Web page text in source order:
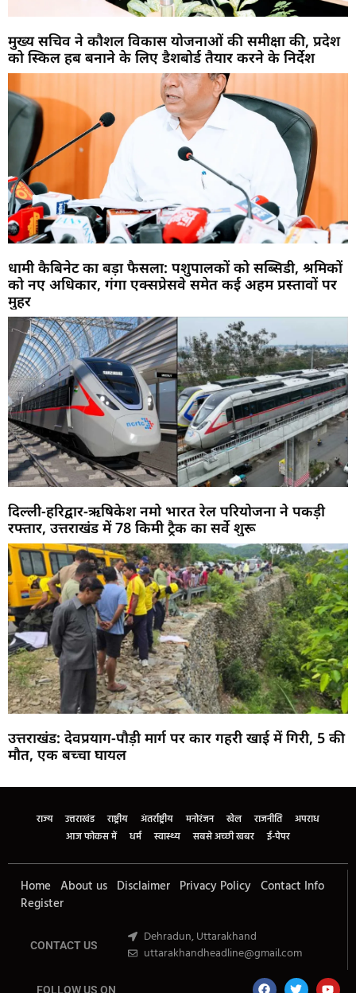
मुख्य सचिव ने कौशल विकास योजनाओं की समीक्षा की, प्रदेश
को स्किल हब बनाने के लिए डैशबोर्ड तैयार करने के निर्देश
धामी कैबिनेट का बड़ा फैसला: पशुपालकों को सब्सिडी, श्रमिकों
को नए अधिकार, गंगा एक्सप्रेसवे समेत कई अहम प्रस्तावों पर
मुहर
दिल्ली-हरिद्वार-ऋषिकेश नमो भारत रेल परियोजना ने पकड़ी
रफ्तार, उत्तराखंड में 78 किमी ट्रैक का सर्वे शुरू
उत्तराखंड: देवप्रयाग-पौड़ी मार्ग पर कार गहरी खाई में गिरी, 5 की
मौत, एक बच्चा घायल
राज्य उत्तराखंड राष्ट्रीय अंतर्राष्ट्रीय मनोरंजन खेल राजनीति
अपराध
आज फोकस में
धर्म स्वास्थ्य सबसे अच्छी खबर ई-पेपर
Home About us Disclaimer Privacy Policy Contact Info
Register
CONTACT US
Dehradun, Uttarakhand
uttarakhandheadline@gmail.com
FOLLOW US ON